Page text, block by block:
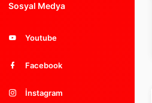
Sosyal Medya
Youtube
Facebook
İnstagram